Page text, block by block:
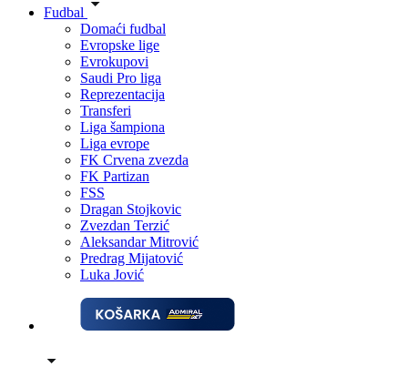
Fudbal
Domaći fudbal
Evropske lige
Evrokupovi
Saudi Pro liga
Reprezentacija
Transferi
Liga šampiona
Liga evrope
FK Crvena zvezda
FK Partizan
FSS
Dragan Stojkovic
Zvezdan Terzić
Aleksandar Mitrović
Predrag Mijatović
Luka Jović